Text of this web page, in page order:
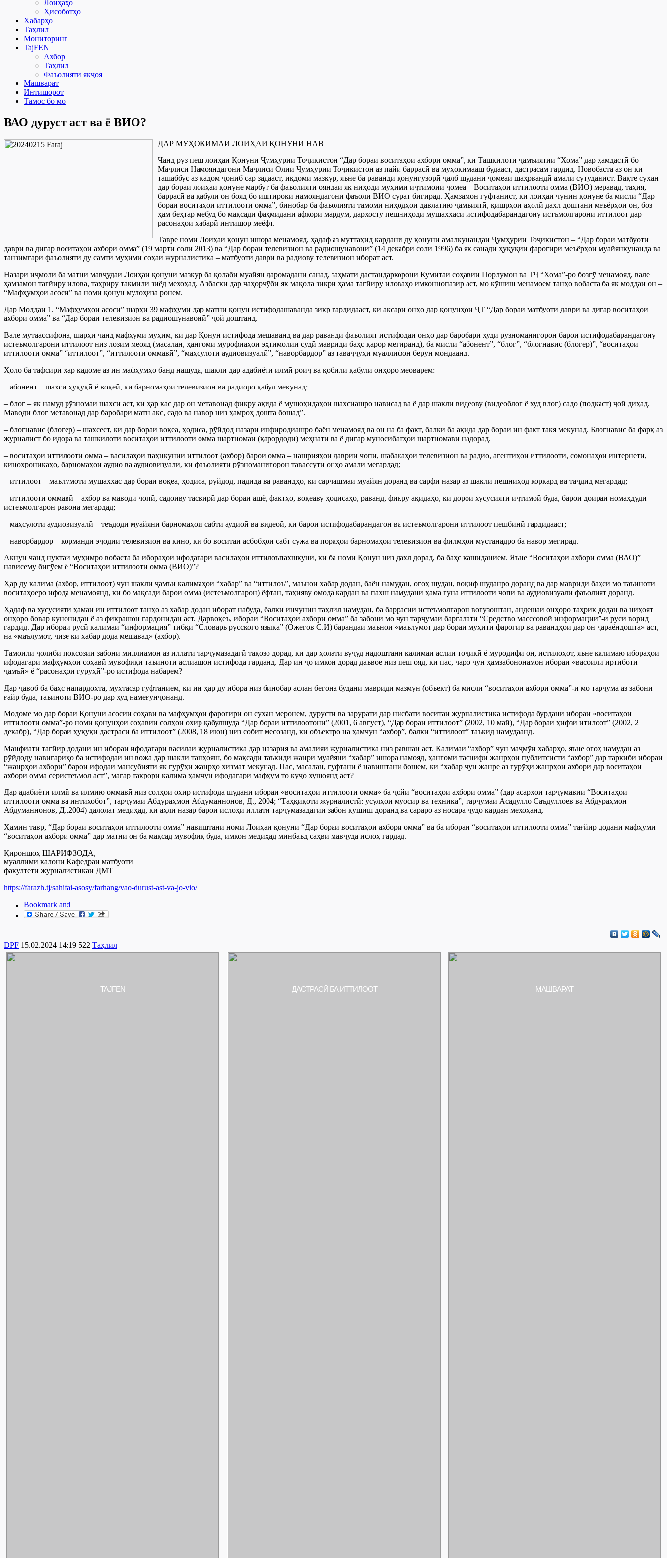
Лоиҳаҳо
Ҳисоботҳо
Хабарҳо
Таҳлил
Мониторинг
TajFEN
Ахбор
Таҳлил
Фаъолияти якҷоя
Машварат
Интишорот
Тамос бо мо
ВАО дуруст аст ва ё ВИО?
ДАР МУҲОКИМАИ ЛОИҲАИ ҚОНУНИ НАВ
Чанд рӯз пеш лоиҳаи Қонуни Ҷумҳурии Тоҷикистон “Дар бораи воситаҳои ахбори омма”, ки Ташкилоти ҷамъиятии “Хома” дар ҳамдастӣ бо
Маҷлиси Намояндагони Маҷлиси Олии Ҷумҳурии Тоҷикистон аз пайи баррасӣ ва муҳокимааш будааст, дастрасам гардид. Новобаста аз он ки
ташаббус аз кадом ҷониб сар задааст, иқдоми мазкур, яъне ба раванди қонунгузорӣ ҷалб шудани ҷомеаи шаҳрвандӣ амали сутуданист. Вақте сухан
дар бораи лоиҳаи қонуне марбут ба фаъолияти ояндаи як ниҳоди муҳими иҷтимоии ҷомеа – Воситаҳои иттилооти омма (ВИО) меравад, таҳия,
баррасӣ ва қабули он бояд бо иштироки намояндагони фаъоли ВИО сурат бигирад. Ҳамзамон гуфтанист, ки лоиҳаи чунин қонуне ба мисли “Дар
бораи воситаҳои иттилооти омма”, бинобар ба фаъолияти тамоми ниҳодҳои давлатию ҷамъиятӣ, қишрҳои аҳолӣ дахл доштани меъёрҳои он, боз
ҳам беҳтар мебуд бо мақсади фаҳмидани афкори мардум, дархосту пешниҳоди мушаххаси истифодабарандагону истъмолгарони иттилоот дар
расонаҳои хабарӣ интишор меёфт.
Тавре номи Лоиҳаи қонун ишора менамояд, ҳадаф аз муттаҳид кардани ду қонуни амалкунандаи Ҷумҳурии Тоҷикистон – “Дар бораи матбуоти
даврӣ ва дигар воситаҳои ахбори омма” (19 марти соли 2013) ва “Дар бораи телевизион ва радиошунавонӣ” (14 декабри соли 1996) ба як санади ҳуқуқии фарогири меъёрҳои муайянкунанда ва
танзимгари фаъолияти ду самти муҳими соҳаи журналистика – матбуоти даврӣ ва радиову телевизион иборат аст.
Назари иҷмолӣ ба матни мавҷудаи Лоиҳаи қонуни мазкур ба қолаби муайян даромадани санад, заҳмати дастандаркорони Кумитаи соҳавии Порлумон ва ТҶ “Хома”-ро бозгӯ менамояд, вале
ҳамзамон тағйиру илова, таҳриру такмили зиёд мехоҳад. Азбаски дар чаҳорчӯби як мақола зикри ҳама тағйиру иловаҳо имконнопазир аст, мо кӯшиш менамоем танҳо вобаста ба як моддаи он –
“Мафҳумҳои асосӣ” ва номи қонун мулоҳиза ронем.
Дар Моддаи 1. “Мафҳумҳои асосӣ” шарҳи 39 мафҳуми дар матни қонун истифодашаванда зикр гардидааст, ки аксари онҳо дар қонунҳои ҶТ “Дар бораи матбуоти даврӣ ва дигар воситаҳои
ахбори омма” ва “Дар бораи телевизион ва радиошунавонӣ” ҷой доштанд.
Вале мутаассифона, шарҳи чанд мафҳуми муҳим, ки дар Қонун истифода мешаванд ва дар раванди фаъолият истифодаи онҳо дар баробари худи рӯзноманигорон барои истифодабарандагону
истеъмолгарони иттилоот низ лозим меояд (масалан, ҳангоми мурофиаҳои эҳтимолии судӣ мавриди баҳс қарор мегиранд), ба мисли “абонент”, “блог”, “блогнавис (блогер)”, “воситаҳои
иттилооти омма” “иттилоот”, “иттилооти оммавӣ”, “маҳсулоти аудиовизуалӣ”, “наворбардор” аз таваҷҷӯҳи муаллифон берун мондаанд.
Ҳоло ба тафсири ҳар кадоме аз ин мафҳумҳо банд нашуда, шакли дар адабиёти илмӣ роиҷ ва қобили қабули онҳоро меоварем:
– абонент – шахси ҳуқуқӣ ё воқеӣ, ки барномаҳои телевизион ва радиоро қабул мекунад;
– блог – як намуд рӯзномаи шахсӣ аст, ки ҳар кас дар он метавонад фикру ақида ё мушоҳидаҳои шахсиашро нависад ва ё дар шакли видеову (видеоблог ё худ влог) садо (подкаст) ҷой диҳад.
Маводи блог метавонад дар баробари матн акс, садо ва навор низ ҳамроҳ дошта бошад”.
– блогнавис (блогер) – шахсест, ки дар бораи воқеа, ҳодиса, рӯйдод назари инфиродиашро баён менамояд ва он на ба факт, балки ба ақида дар бораи ин факт такя мекунад. Блогнавис ба фарқ аз
журналист бо идора ва ташкилоти воситаҳои иттилооти омма шартномаи (қарордоди) меҳнатӣ ва ё дигар муносибатҳои шартномавӣ надорад.
– воситаҳои иттилооти омма – василаҳои паҳнкунии иттилоот (ахбор) барои омма – нашрияҳои даврии чопӣ, шабакаҳои телевизион ва радио, агентиҳои иттилоотӣ, сомонаҳои интернетӣ,
кинохроникаҳо, барномаҳои аудио ва аудиовизуалӣ, ки фаъолияти рӯзноманигорон тавассути онҳо амалӣ мегардад;
– иттилоот – маълумоти мушаххас дар бораи воқеа, ҳодиса, рӯйдод, падида ва равандҳо, ки сарчашмаи муайян доранд ва сарфи назар аз шакли пешниҳод коркард ва таҷдид мегардад;
– иттилооти оммавӣ – ахбор ва маводи чопӣ, садоиву тасвирӣ дар бораи ашё, фактҳо, воқеаву ҳодисаҳо, раванд, фикру ақидаҳо, ки дорои хусусияти иҷтимоӣ буда, барои доираи номаҳдуди
истеъмолгарон равона мегардад;
– маҳсулоти аудиовизуалӣ – теъдоди муайяни барномаҳои сабти аудиоӣ ва видеоӣ, ки барои истифодабарандагон ва истеъмолгарони иттилоот пешбинӣ гардидааст;
– наворбардор – корманди эҷодии телевизион ва кино, ки бо воситаи асбобҳои сабт сужа ва пораҳои барномаҳои телевизион ва филмҳои мустанадро ба навор мегирад.
Акнун чанд нуктаи муҳимро вобаста ба ибораҳои ифодагари василаҳои иттилоъпахшкунӣ, ки ба номи Қонун низ дахл дорад, ба баҳс кашиданием. Яъне “Воситаҳои ахбори омма (ВАО)”
нависему бигӯем ё “Воситаҳои иттилооти омма (ВИО)”?
Ҳар ду калима (ахбор, иттилоот) чун шакли ҷамъи калимаҳои “хабар” ва “иттилоъ”, маънои хабар додан, баён намудан, огоҳ шудан, воқиф шуданро доранд ва дар мавриди баҳси мо таъиноти
воситаҳоеро ифода менамоянд, ки бо мақсади барои омма (истеъмолгарон) ёфтан, таҳияву омода кардан ва пахш намудани ҳама гуна иттилооти чопӣ ва аудиовизуалӣ фаъолият доранд.
Ҳадаф ва хусусияти ҳамаи ин иттилоот танҳо аз хабар додан иборат набуда, балки инчунин таҳлил намудан, ба баррасии истеъмолгарон вогузоштан, андешаи онҳоро таҳрик додан ва ниҳоят
онҳоро бовар кунонидан ё аз фикрашон гардонидан аст. Дарвоқеъ, ибораи “Воситаҳои ахбори омма” ба забони мо чун тарҷумаи барғалати “Средство масссовой информации”-и русӣ ворид
гардид. Дар ибораи русӣ калимаи “информация” тибқи “Словарь русского языка” (Ожегов С.И) барандаи маънои «маълумот дар бораи муҳити фарогир ва равандҳои дар он ҷараёндошта» аст,
на «маълумот, чизе ки хабар дода мешавад» (ахбор).
Тамоили ҷолиби поксозии забони миллиамон аз иллати тарҷумазадагӣ тақозо дорад, ки дар ҳолати вуҷуд надоштани калимаи аслии тоҷикӣ ё муродифи он, истилоҳот, яъне калимаю ибораҳои
ифодагари мафҳумҳои соҳавӣ мувофиқи таъиноти аслиашон истифода гарданд. Дар ин ҷо имкон дорад даъвое низ пеш ояд, ки пас, чаро чун ҳамзабононамон ибораи «васоили иртиботи
ҷамъӣ» ё “расонаҳои гурӯҳӣ”-ро истифода набарем?
Дар ҷавоб ба баҳс напардохта, мухтасар гуфтанием, ки ин ҳар ду ибора низ бинобар аслан бегона будани мавриди мазмун (объект) ба мисли “воситаҳои ахбори омма”-и мо тарҷума аз забони
ғайр буда, таъиноти ВИО-ро дар худ намеғунҷонанд.
Модоме мо дар бораи Қонуни асосии соҳавӣ ва мафҳумҳои фарогири он сухан меронем, дурустӣ ва зарурати дар нисбати воситаи журналистика истифода бурдани ибораи «воситаҳои
иттилооти омма”-ро номи қонунҳои соҳавии солҳои охир қабулшуда “Дар бораи иттилоотонӣ” (2001, 6 август), “Дар бораи иттилоот” (2002, 10 май), “Дар бораи ҳифзи итилоот” (2002, 2
декабр), “Дар бораи ҳуқуқи дастрасӣ ба иттилоот” (2008, 18 июн) низ собит месозанд, ки объектро на ҳамчун “ахбор”, балки “иттилоот” таъкид намудаанд.
Манфиати тағйир додани ин ибораи ифодагари василаи журналистика дар назария ва амалияи журналистика низ равшан аст. Калимаи “ахбор” чун маҷмӯи хабарҳо, яъне огоҳ намудан аз
рӯйдоду навигариҳо ба истифодаи ин вожа дар шакли танҳояш, бо мақсади таъкиди жанри муайяни “хабар” ишора намояд, ҳангоми таснифи жанрҳои публитсистӣ “ахбор” дар таркиби ибораи
“жанрҳои ахборӣ” барои ифодаи мансубияти як гурӯҳи жанрҳо хизмат мекунад. Пас, масалан, гуфтанӣ ё навиштанӣ бошем, ки “хабар чун жанре аз гурӯҳи жанрҳои ахборӣ дар воситаҳои
ахбори омма серистеъмол аст”, магар такрори калима ҳамчун ифодагари мафҳум то куҷо хушоянд аст?
Дар адабиёти илмӣ ва илмию оммавӣ низ солҳои охир истифода шудани ибораи «воситаҳои иттилооти омма» ба ҷойи “воситаҳои ахбори омма” (дар асарҳои тарҷумавии “Воситаҳои
иттилооти омма ва интихобот”, тарҷумаи Абдураҳмон Абдуманнонов, Д., 2004; “Таҳқиқоти журналистӣ: усулҳои муосир ва техника”, тарҷумаи Асадулло Саъдуллоев ва Абдураҳмон
Абдуманнонов, Д.,2004) далолат медиҳад, ки аҳли назар барои ислоҳи иллати тарҷумазадагии забон кӯшиш доранд ва сараро аз носара ҷудо кардан мехоҳанд.
Ҳамин тавр, “Дар бораи воситаҳои иттилооти омма” навиштани номи Лоиҳаи қонуни “Дар бораи воситаҳои ахбори омма” ва ба ибораи “воситаҳои иттилооти омма” тағйир додани мафҳуми
“воситаҳои ахбори омма” дар матни он ба мақсад мувофиқ буда, имкон медиҳад минбаъд саҳви мавҷуда ислоҳ гардад.
Қироншоҳ ШАРИФЗОДА,
муаллими калони Кафедраи матбуоти
факултети журналистикаи ДМТ
https://farazh.tj/sahifai-asosy/farhang/vao-durust-ast-va-jo-vio/
DPF 15.02.2024 14:19 522 Таҳлил
TAJFEN МАШВАРАТ
ДАСТРАСӢ БА ИТТИЛООТ